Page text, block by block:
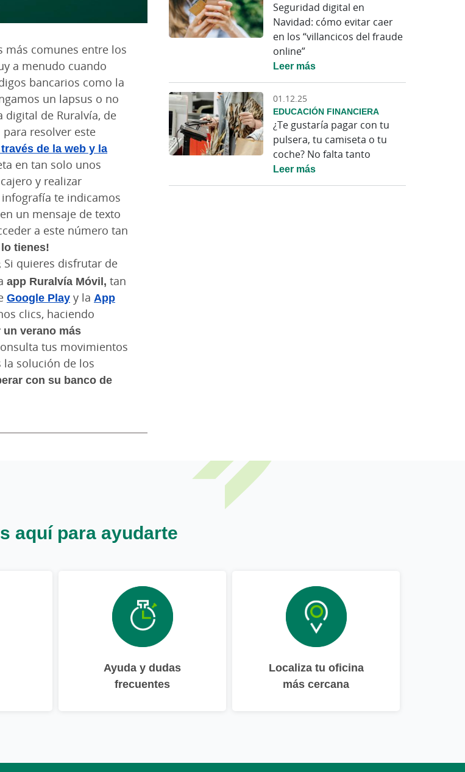
más comunes entre los
a menudo cuando
bancarios como la
un lapsus o no
digital de Ruralvía, de
resolver este
de la web y la
en tan solo unos
y realizar
te indicamos
un mensaje de texto
a este número tan
tienes!
Si quieres disfrutar de
app Ruralvía Móvil, tan
Google Play y la App
clics, haciendo
verano más
tus movimientos
la solución de los
con su banco de
Seguridad digital en
Navidad: cómo evitar caer
en los “villancicos del fraude
online”
Leer más
01.12.25
EDUCACIÓN FINANCIERA
¿Te gustaría pagar con tu
pulsera, tu camiseta o tu
coche? No falta tanto
Leer más
aquí para ayudarte
Ayuda y dudas
frecuentes
Localiza tu oficina
más cercana